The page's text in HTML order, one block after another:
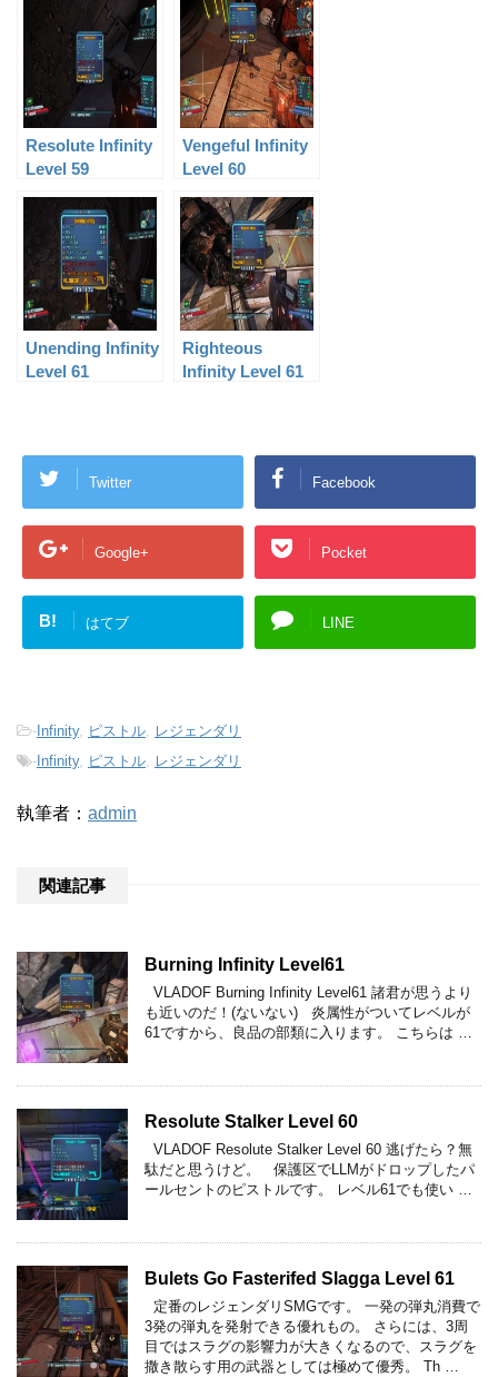
Resolute Infinity
Level 59
Vengeful Infinity
Level 60
Unending Infinity
Level 61
Righteous
Infinity Level 61
Twitter Facebook
Google+ Pocket
B! はてブ LINE
- Infinity, ピストル
レジェンダリ
- Infinity, ピストル レジェンダリ
執筆者： admin
関連記事
Burning Infinity Level61
VLADOF Burning Infinity Level61 諸君が思うより
も近いのだ！(ないない) 炎属性がついてレベルが
61ですから、良品の部類に入ります。 こちらは …
Resolute Stalker Level 60
VLADOF Resolute Stalker Level 60 逃げたら？無
駄だと思うけど。 保護区でLLMがドロップしたパ
ールセントのピストルです。 レベル61でも使い …
Bulets Go Fasterifed Slagga Level 61
定番のレジェンダリSMGです。 一発の弾丸消費で
3発の弾丸を発射できる優れもの。 さらには、3周
目ではスラグの影響力が大きくなるので、スラグを
撒き散らす用の武器としては極めて優秀。 Th …